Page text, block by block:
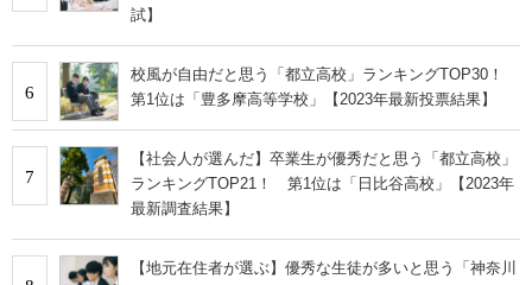
試】
6
校風が自由だと思う「都立高校」ランキングTOP30！
第1位は「豊多摩高等学校」【2023年最新投票結果】
7
【社会人が選んだ】卒業生が優秀だと思う「都立高校」
ランキングTOP21！ 第1位は「日比谷高校」【2023年
最新調査結果】
【地元在住者が選ぶ】優秀な生徒が多いと思う「神奈川